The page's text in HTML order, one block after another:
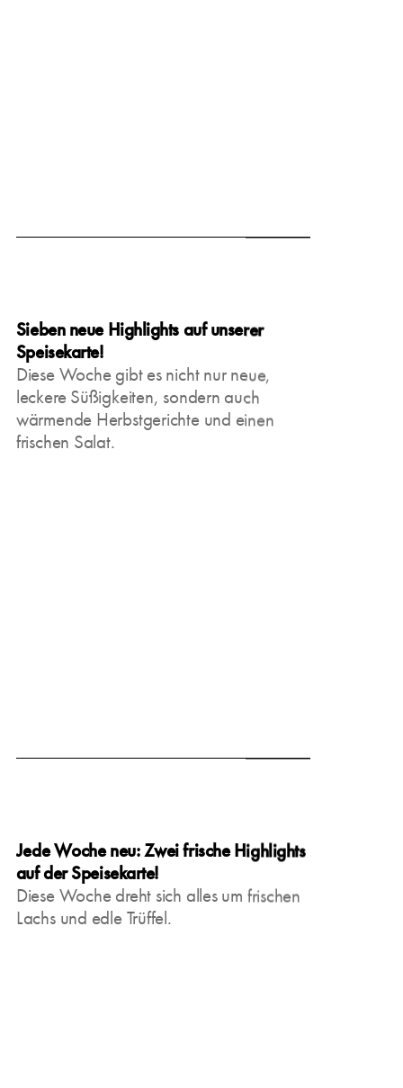
March 15, 2025
Sieben neue Highlights auf unserer
Speisekarte!
Diese Woche gibt es nicht nur neue,
leckere Süßigkeiten, sondern auch
wärmende Herbstgerichte und einen
frischen Salat.
March 15, 2025
Jede Woche neu: Zwei frische Highlights
auf der Speisekarte!
Diese Woche dreht sich alles um frischen
Lachs und edle Trüffel.